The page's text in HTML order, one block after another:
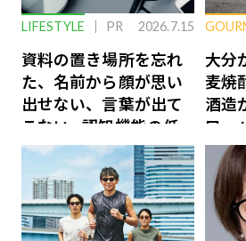
LIFESTYLE PR 2026.7.15
資料の置き場所を忘れ
た、名前から顔が思い
出せない、言葉が出て
こない…認知機能の低
下を救う、脳のインナ
ーケアとは
大分
麦焼
酒造
ロー